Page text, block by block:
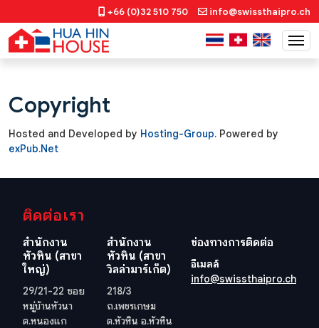
+66 (0)32 510 750 info@swissthaipro.ch
Copyright
Hosted and Developed by Hosting-Group. ​Powered by
exPub.Net
ติดต่อเรา
สำนักงาน
หัวหิน (สาขา
ใหญ่)
29/21-22 ซอย
หมู่บ้านหัวนา
ต.หนองแก
สำนักงาน
หัวหิน (สาขา
วิลล่ามาร์เก็ต)
218/3
ถ.เพชรเกษม
ต.หัวหิน อ.หัวหิน
ช่องทางการติดต่อ
อีเมลล์
info@swissthaipro.ch